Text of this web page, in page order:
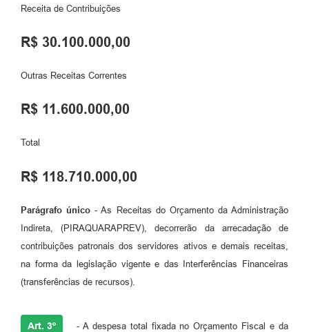
Receita de Contribuições
R$ 30.100.000,00
Outras Receitas Correntes
R$ 11.600.000,00
Total
R$ 118.710.000,00
Parágrafo único - As Receitas do Orçamento da Administração
Indireta, (PIRAQUARAPREV), decorrerão da arrecadação de
contribuições patronais dos servidores ativos e demais receitas,
na forma da legislação vigente e das Interferências Financeiras
(transferências de recursos).
Art. 3º - A despesa total fixada no Orçamento Fiscal e da